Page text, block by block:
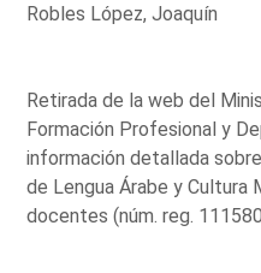
Robles López, Joaquín
Retirada de la web del
Formación Profesional y
información detallada
de Lengua Árabe y Cultura
docentes (núm. reg.